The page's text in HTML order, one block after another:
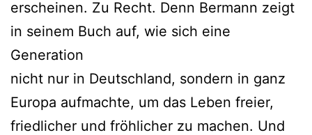
erscheinen. Zu Recht. Denn Bermann zeigt
in seinem Buch auf, wie sich eine
Generation
nicht nur in Deutschland, sondern in ganz
Europa aufmachte, um das Leben freier,
friedlicher und fröhlicher zu machen. Und